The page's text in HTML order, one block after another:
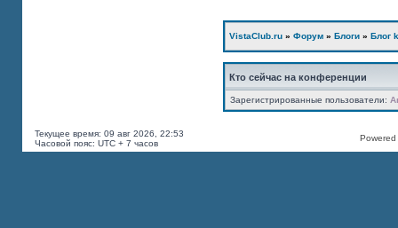
VistaClub.ru » Форум » Блоги » Блог
Кто сейчас на конференции
Зарегистрированные пользователи:
Текущее время: 09 авг 2026, 22:53
Часовой пояс: UTC + 7 часов